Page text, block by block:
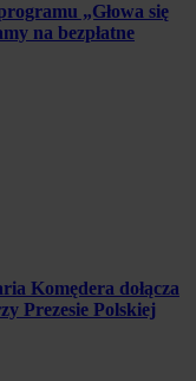
„Głowa się
na bezpłatne
Komędera dołącza
Prezesie Polskiej